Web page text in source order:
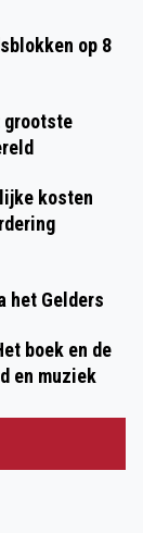
op 8
grootste
kosten
het Gelders
boek en de
en muziek